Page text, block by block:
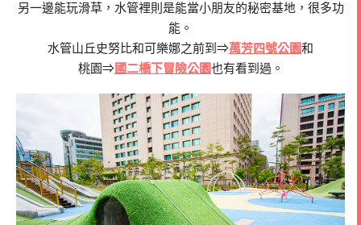
另一邊能玩滑草，水管裡則是能當小朋友的秘密基地，很多功
能。
水管山丘史努比和可樂娜之前到⇒萬芳四號公園和
桃園⇒國二橋下冒險公園也有看到過。